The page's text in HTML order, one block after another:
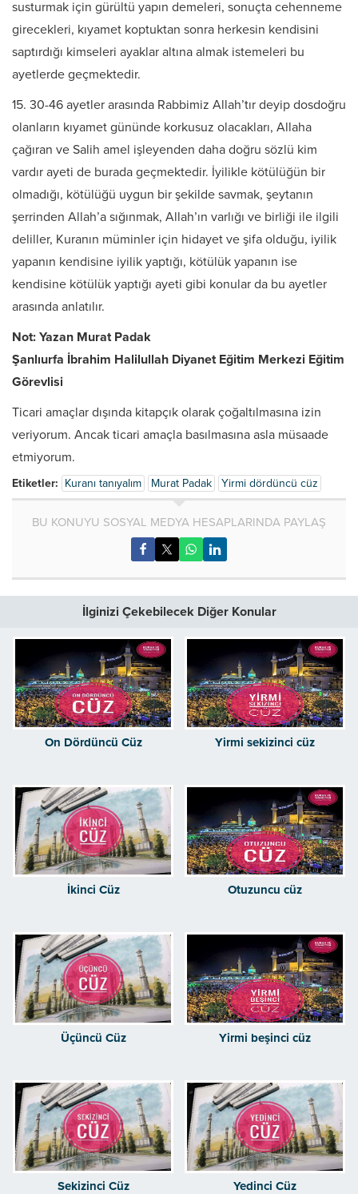
susturmak için gürültü yapın demeleri, sonuçta cehenneme
girecekleri, kıyamet koptuktan sonra herkesin kendisini
saptırdığı kimseleri ayaklar altına almak istemeleri bu
ayetlerde geçmektedir.
15. 30-46 ayetler arasında Rabbimiz Allah’tır deyip dosdoğru
olanların kıyamet gününde korkusuz olacakları, Allaha
çağıran ve Salih amel işleyenden daha doğru sözlü kim
vardır ayeti de burada geçmektedir. İyilikle kötülüğün bir
olmadığı, kötülüğü uygun bir şekilde savmak, şeytanın
şerrinden Allah’a sığınmak, Allah’ın varlığı ve birliği ile ilgili
deliller, Kuranın müminler için hidayet ve şifa olduğu, iyilik
yapanın kendisine iyilik yaptığı, kötülük yapanın ise
kendisine kötülük yaptığı ayeti gibi konular da bu ayetler
arasında anlatılır.
Not: Yazan Murat Padak
Şanlıurfa İbrahim Halilullah Diyanet Eğitim Merkezi Eğitim
Görevlisi
Ticari amaçlar dışında kitapçık olarak çoğaltılmasına izin
veriyorum. Ancak ticari amaçla basılmasına asla müsaade
etmiyorum.
Etiketler: Kuranı tanıyalım Murat Padak Yirmi dördüncü cüz
BU KONUYU SOSYAL MEDYA HESAPLARINDA PAYLAŞ
İlginizi Çekebilecek Diğer Konular
On Dördüncü Cüz Yirmi sekizinci cüz
İkinci Cüz Otuzuncu cüz
Üçüncü Cüz Yirmi beşinci cüz
Sekizinci Cüz Yedinci Cüz